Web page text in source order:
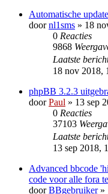
Automatische
doornl1sms » 18
0 Reacties
9868
Laatste
18 nov 2018,
phpBB 3.2.3
doorPaul » 13 sep
0 Reacties
37103
Laatste
13 sep 2018,
Advanced bbcode
code voor alle fora
doorBBgebruiker»